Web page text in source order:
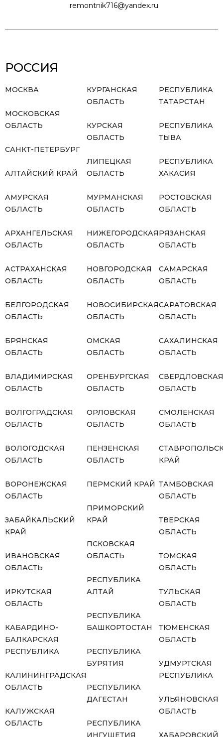
remontnik716@yandex.ru
РОССИЯ
МОСКВА
МОСКОВСКАЯ
ОБЛАСТЬ
САНКТ-ПЕТЕРБУРГ
АЛТАЙСКИЙ КРАЙ
АМУРСКАЯ
ОБЛАСТЬ
АРХАНГЕЛЬСКАЯ
ОБЛАСТЬ
АСТРАХАНСКАЯ
ОБЛАСТЬ
БЕЛГОРОДСКАЯ
ОБЛАСТЬ
БРЯНСКАЯ
ОБЛАСТЬ
ВЛАДИМИРСКАЯ
ОБЛАСТЬ
ВОЛГОГРАДСКАЯ
ОБЛАСТЬ
ВОЛОГОДСКАЯ
ОБЛАСТЬ
ВОРОНЕЖСКАЯ
ОБЛАСТЬ
ЗАБАЙКАЛЬСКИЙ
КРАЙ
ИВАНОВСКАЯ
ОБЛАСТЬ
ИРКУТСКАЯ
ОБЛАСТЬ
КАБАРДИНО-
БАЛКАРСКАЯ
РЕСПУБЛИКА
КАЛИНИНГРАДСКАЯ
ОБЛАСТЬ
КАЛУЖСКАЯ
ОБЛАСТЬ
КУРГАНСКАЯ
ОБЛАСТЬ
КУРСКАЯ
ОБЛАСТЬ
ЛИПЕЦКАЯ
ОБЛАСТЬ
МУРМАНСКАЯ
ОБЛАСТЬ
НИЖЕГОРОДСКАЯ
ОБЛАСТЬ
НОВГОРОДСКАЯ
ОБЛАСТЬ
НОВОСИБИРСКАЯ
ОБЛАСТЬ
ОМСКАЯ
ОБЛАСТЬ
ОРЕНБУРГСКАЯ
ОБЛАСТЬ
ОРЛОВСКАЯ
ОБЛАСТЬ
ПЕНЗЕНСКАЯ
ОБЛАСТЬ
ПЕРМСКИЙ КРАЙ
ПРИМОРСКИЙ
КРАЙ
ПСКОВСКАЯ
ОБЛАСТЬ
РЕСПУБЛИКА
АЛТАЙ
РЕСПУБЛИКА
БАШКОРТОСТАН
РЕСПУБЛИКА
БУРЯТИЯ
РЕСПУБЛИКА
ДАГЕСТАН
РЕСПУБЛИКА
ИНГУШЕТИЯ
РЕСПУБЛИКА
ТАТАРСТАН
РЕСПУБЛИКА
ТЫВА
РЕСПУБЛИКА
ХАКАСИЯ
РОСТОВСКАЯ
ОБЛАСТЬ
РЯЗАНСКАЯ
ОБЛАСТЬ
САМАРСКАЯ
ОБЛАСТЬ
САРАТОВСКАЯ
ОБЛАСТЬ
САХАЛИНСКАЯ
ОБЛАСТЬ
СВЕРДЛОВСКАЯ
ОБЛАСТЬ
СМОЛЕНСКАЯ
ОБЛАСТЬ
КРАЙ
ТАМБОВСКАЯ
ОБЛАСТЬ
ТВЕРСКАЯ
ОБЛАСТЬ
ТОМСКАЯ
ОБЛАСТЬ
ТУЛЬСКАЯ
ОБЛАСТЬ
ТЮМЕНСКАЯ
ОБЛАСТЬ
УДМУРТСКАЯ
РЕСПУБЛИКА
УЛЬЯНОВСКАЯ
ОБЛАСТЬ
ХАБАРОВСКИЙ